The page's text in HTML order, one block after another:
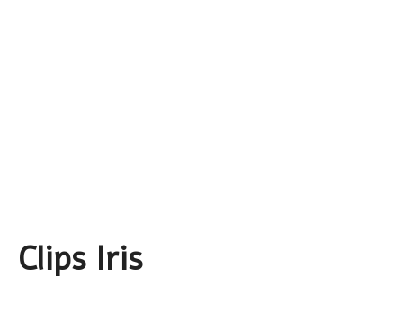
Clips Iris